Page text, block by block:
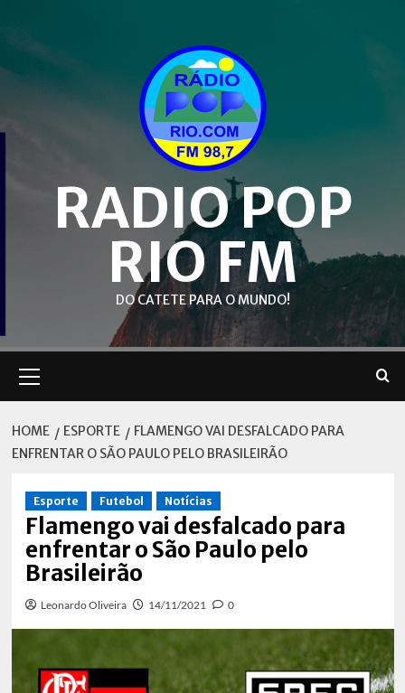
content
RADIO POP
RIO FM
DO CATETE PARA O MUNDO!
Menu
HOME ESPORTE
FLAMENGO VAI DESFALCADO PARA
ENFRENTAR O SÃO PAULO PELO BRASILEIRÃO
Esporte Futebol Notícias
Flamengo vai desfalcado para
enfrentar o São Paulo pelo
Brasileirão
Leonardo Oliveira 14/11/2021 0